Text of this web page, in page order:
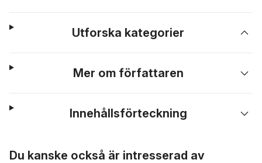
Utforska kategorier
Mer om författaren
Innehållsförteckning
Du kanske också är intresserad av